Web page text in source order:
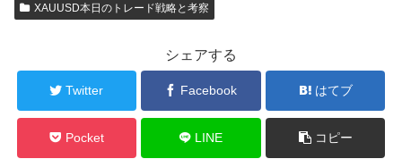
XAUUSD本日のトレード戦略と考察
シェアする
Twitter Facebook はてブ
Pocket LINE コピー